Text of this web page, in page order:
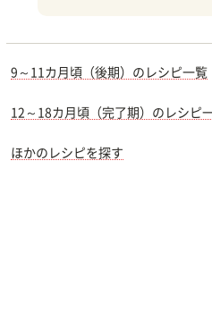
9～11カ月頃（後期）のレシピ一覧
12～18カ月頃（完了期）のレシピ
ほかのレシピを探す